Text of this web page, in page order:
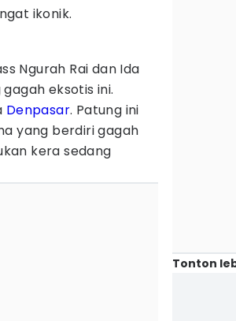
ikonik.
Ngurah Rai dan Ida
eksotis ini.
Denpasar. Patung ini
yang berdiri gagah
kera sedang
Tonton